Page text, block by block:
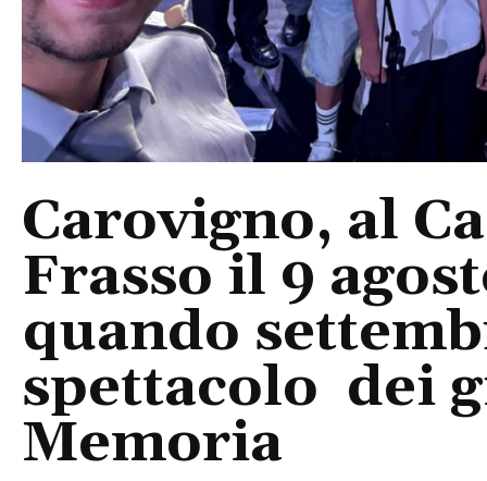
Carovigno, al
Frasso il 9
quando
spettacolo dei
Memoria